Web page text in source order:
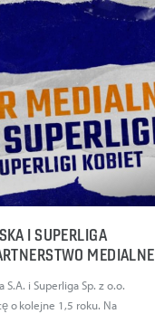
I SUPERLIGA
MEDIALNE
S.A. i Superliga Sp. z o.o.
o kolejne 1,5 roku. Na